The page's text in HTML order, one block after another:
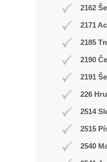
2162
2171
2185
2190
2191
226
2514
2515
2540